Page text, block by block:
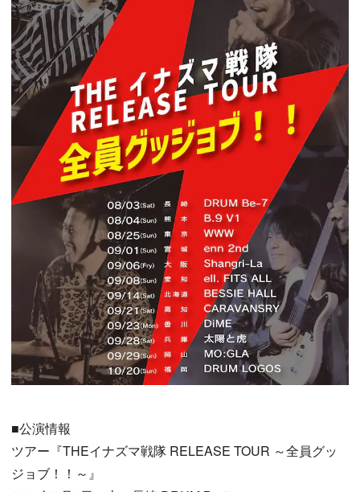
■公演情報
ツアー『THEイナズマ戦隊 RELEASE TOUR ～全員グッ
ジョブ！！～』